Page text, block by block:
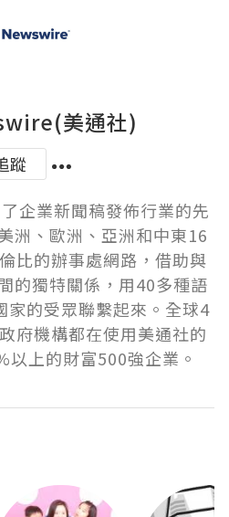
美通社)
蹤
企業新聞稿發佈行業的先
洲、歐洲、亞洲和中東16
比的辦事處網路，借助與
的獨特關係，用40多種語
家的受眾聯繫起來。全球4
府機構都在使用美通社的
以上的財富500強企業。